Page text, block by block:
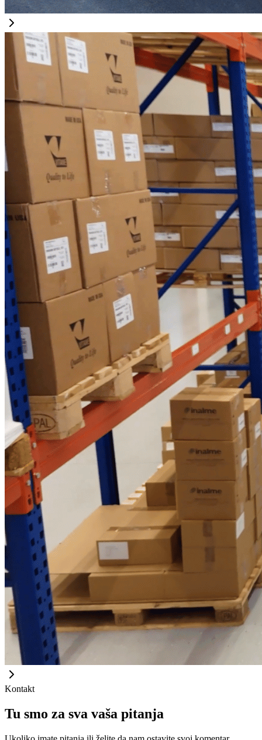
Kontakt
Tu smo za sva vaša pitanja